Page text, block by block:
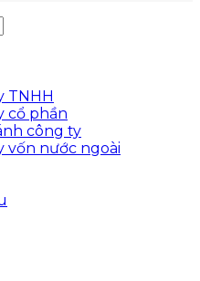
TNHH
cổ phần
công ty
vốn nước ngoài